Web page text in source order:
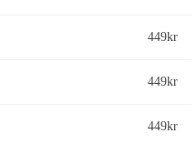
449kr
449kr
449kr